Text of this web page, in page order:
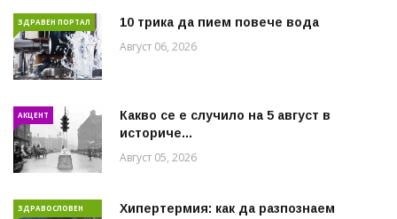
ЗДРАВЕН ПОРТАЛ 10 трика да пием повече вода
Август 06, 2026
АКЦЕНТ
Какво се е случило на 5 август в
историче...
Август 05, 2026
ЗДРАВОСЛОВЕН
Хипертермия: как да разпознаем